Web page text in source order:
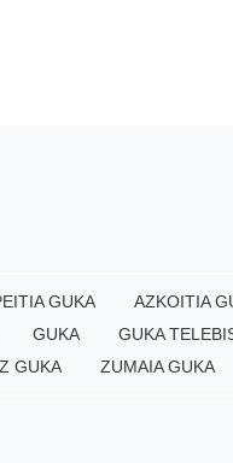
GUKA AZKOITIA
GUKA GUKA
GUKA ZUMAIA GUKA